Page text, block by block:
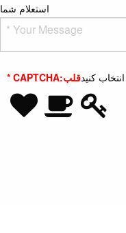
استعلام شما
* CAPTCHA: کنیدقلب